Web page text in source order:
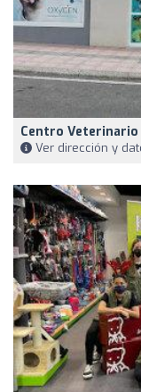
Centro Veterinario
Ver dirección y